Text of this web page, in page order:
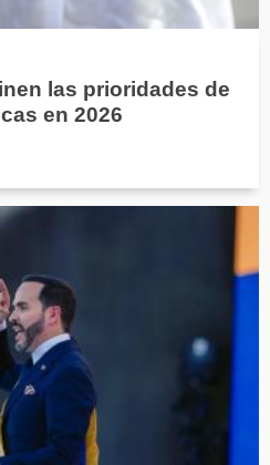
las prioridades de
en 2026